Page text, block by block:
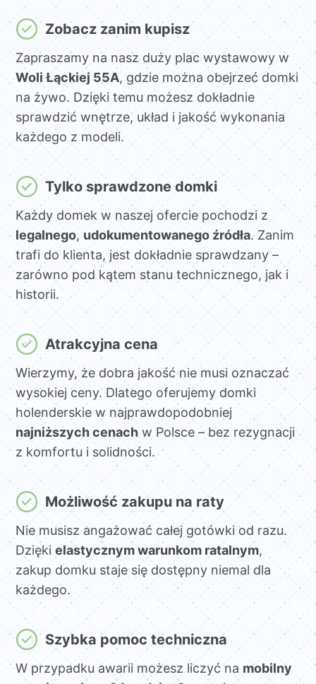
Zobacz zanim kupisz
Zapraszamy na nasz duży plac wystawowy w
Woli Łąckiej 55A, gdzie można obejrzeć domki
na żywo. Dzięki temu możesz dokładnie
sprawdzić wnętrze, układ i jakość wykonania
każdego z modeli.
Tylko sprawdzone domki
Każdy domek w naszej ofercie pochodzi z
legalnego, udokumentowanego źródła. Zanim
trafi do klienta, jest dokładnie sprawdzany –
zarówno pod kątem stanu technicznego, jak i
historii.
Atrakcyjna cena
Wierzymy, że dobra jakość nie musi oznaczać
wysokiej ceny. Dlatego oferujemy domki
holenderskie w najprawdopodobniej
najniższych cenachw Polsce – bez rezygnacji
z komfortu i solidności.
Możliwość zakupu na raty
Nie musisz angażować całej gotówki od razu.
Dziękielastycznym warunkom ratalnym,
zakup domku staje się dostępny niemal dla
każdego.
Szybka pomoc techniczna
W przypadku awarii możesz liczyć na mobilny